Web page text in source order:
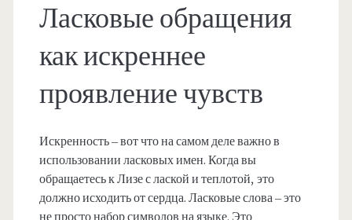
Ласковые обращения
как искреннее
проявление чувств
Искренность – вот что на самом деле важно в
использовании ласковых имен. Когда вы
обращаетесь к Лизе с лаской и теплотой, это
должно исходить от сердца. Ласковые слова – это